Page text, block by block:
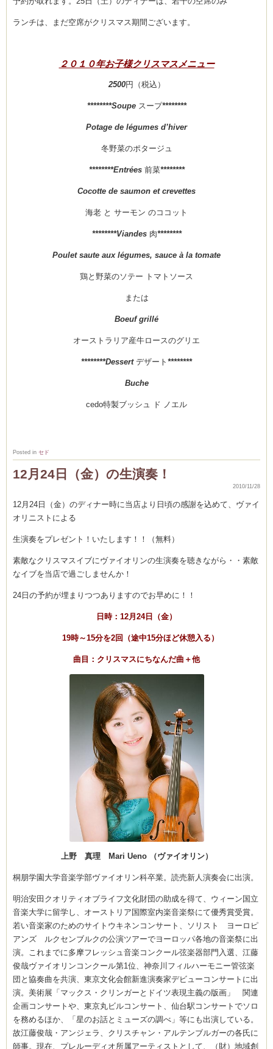
(produced by
CEDO)
ランチは、まだ空席がクリスマス期間ございます。
２０１０年お子様クリスマスメニュー
2500円（税込）
********Soupe スープ********
Potage de légumes d’hiver
冬野菜のポタージュ
********Entrées 前菜********
Cocotte de saumon et crevettes
海老 と サーモン のココット
********Viandes 肉********
Poulet saute aux légumes, sauce à la tomate
鶏と野菜のソテー トマトソース
または
Boeuf grillé
オーストラリア産牛ロースのグリエ
********Dessert デザート ********
Buche
cedo特製ブッシュ ド ノエル
Posted in セド
12月24日（金）の生演奏！
2010/11/28
12月24日（金）のディナー時に当店より日頃の感謝を込めて、ヴァイ
オリニストによる
生演奏をプレゼント！いたします！！（無料）
素敵なクリスマスイブにヴァイオリンの生演奏を聴きながら・・素敵
なイブを当店で過ごしませんか！
24日の予約が埋まりつつありますのでお早めに！！
日時：12月24日（金）
19時～15分を2回（途中15分ほど休憩入る）
曲目：クリスマスにちなんだ曲＋他
上野 真理 Mari Ueno （ヴァイオリン）
桐朋学園大学音楽学部ヴァイオリン科卒業。読売新人演奏会に出演。
明治安田クオリティオブライフ文化財団の助成を得て、ウィーン国立
音楽大学に留学し、オーストリア国際室内楽音楽祭にて優秀賞受賞。
若い音楽家のためのサイトウキネンコンサート、ソリスト ヨーロピ
アンズ ルクセンブルクの公演ツアーでヨーロッパ各地の音楽祭に出
演。これまでに多摩フレッシュ音楽コンクール弦楽器部門入選、江藤
俊哉ヴァイオリンコンクール第1位、神奈川フィルハーモニー管弦楽
団と協奏曲を共演、東京文化会館新進演奏家デビューコンサートに出
演。美術展「マックス・クリンガーとドイツ表現主義の版画」 関連
企画コンサートや、東京丸ビルコンサート、仙台駅コンサートでソロ
を務めるほか、「星のお話とミューズの調べ」等にも出演している。
故江藤俊哉・アンジェラ、クリスチャン・アルテンブルガーの各氏に
師事。現在、プレルーディオ所属アーティストとして、（財）地域創